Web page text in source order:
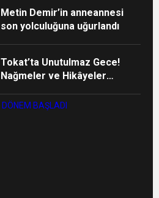
Metin Demir’in anneannesi
son yolculuğuna uğurlandı
Tokat’ta Unutulmaz Gece!
Nağmeler ve Hikâyeler